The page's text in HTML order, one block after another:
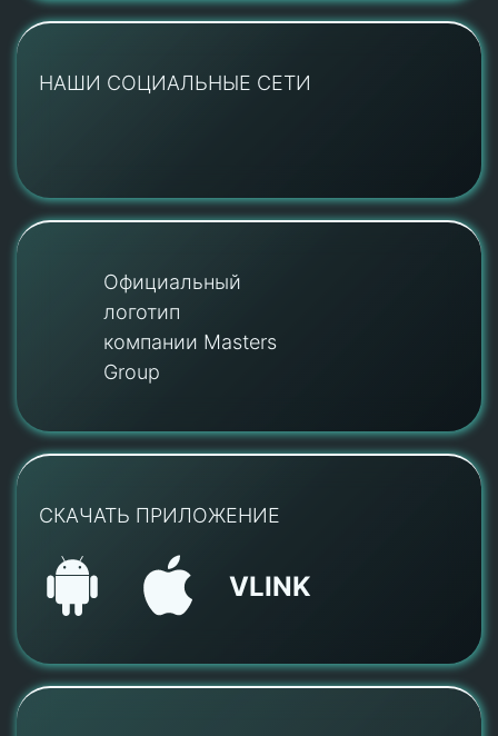
НАШИ СОЦИАЛЬНЫЕ СЕТИ
Официальный
логотип
компании Masters
Group
СКАЧАТЬ ПРИЛОЖЕНИЕ
VLINK